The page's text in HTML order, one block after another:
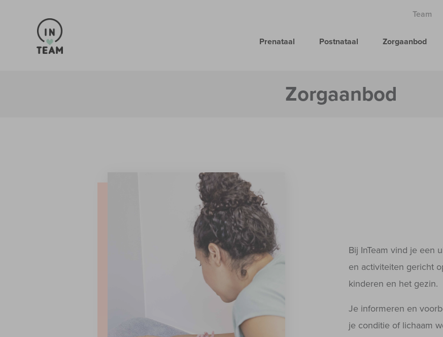
Team
Prenataal Postnataal Zorgaanbod
Zorgaanbod
Bij InTeam vind je een
en activiteiten gericht
kinderen en het gezin.
Je informeren en
je conditie of lichaam